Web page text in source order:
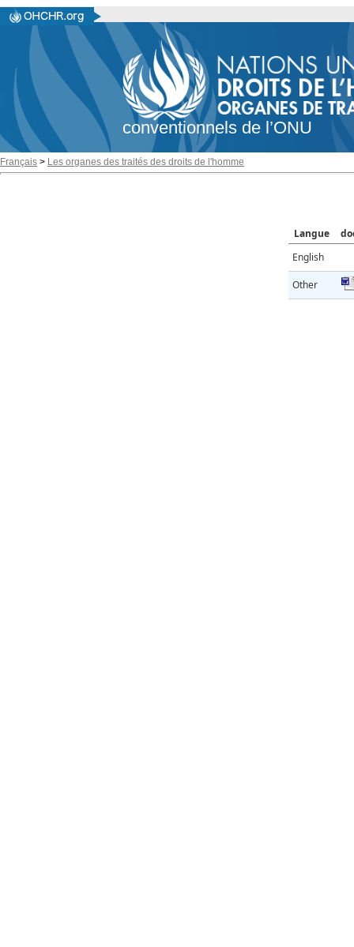
conventionnels de l’ONU
Français > Les organes des traités des droits de l'homme
Langue
English
Other